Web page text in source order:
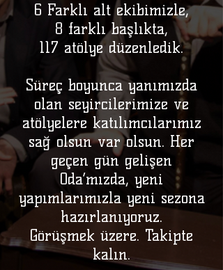
6 Farklı alt ekibimizle,
8 farklı başlıkta,
117 atölye düzenledik.
Süreç boyunca yanımızda
olan seyircilerimize ve
atölyelere katılımcılarımız
sağ olsun var olsun. Her
geçen gün gelişen
Oda’mızda, yeni
yapımlarımızla yeni sezona
hazırlanıyoruz.
Görüşmek üzere. Takipte
kalın.